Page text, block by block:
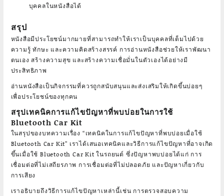
บุคคลในหนังสือได้
สรุป
หนังสือมีประโยชน์มากมายที่สามารถทำให้เราเป็นบุคคลที่เต็มไปด้วย
ความรู้ ทักษะ และความคิดสร้างสรรค์ การอ่านหนังสือช่วยให้เราพัฒนา
ตนเอง สร้างความสุข และสร้างความเชื่อมั่นในตัวเองได้อย่างมี
ประสิทธิภาพ
อ่านหนังสือเป็นกิจกรรมที่ควรถูกสนับสนุนและส่งเสริมให้เกิดขึ้นบ่อยๆ
เพื่อประโยชน์ของทุกคน
สรุปเทคนิคการแก้ไขปัญหาที่พบบ่อยในการใช้
Bluetooth Car Kit
ในสรุปของบทความเรื่อง “เทคนิคในการแก้ไขปัญหาที่พบบ่อยเมื่อใช้
Bluetooth Car Kit” เราได้เสนอเทคนิคและวิธีการแก้ไขปัญหาที่อาจเกิด
ขึ้นเมื่อใช้ Bluetooth Car Kit ในรถยนต์ ซึ่งปัญหาพบบ่อยได้แก่ การ
เชื่อมต่อที่ไม่เสถียรภาพ การเชื่อมต่อที่ไม่ปลอดภัย และปัญหาเกี่ยวกับ
การเสียง
เราอธิบายถึงวิธีการแก้ไขปัญหาเหล่านี้เช่น การตรวจสอบความ